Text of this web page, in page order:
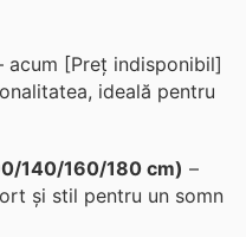
acum [Preț indisponibil]
ideală pentru
140/160/180 cm) –
și stil pentru un somn